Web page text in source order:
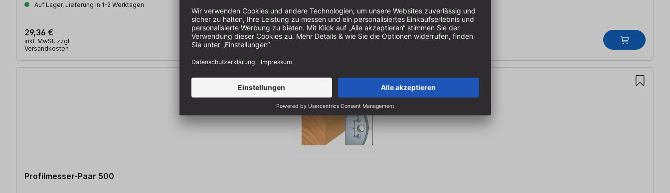
Auf Lager, Lieferung in 1-2 Werktagen
29,36 €
inkl. MwSt. zzgl.
Versandkosten
Profilmesser-Paar 500